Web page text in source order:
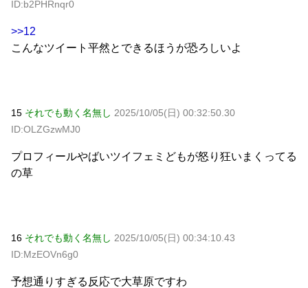
ID:b2PHRnqr0
>>12
こんなツイート平然とできるほうが恐ろしいよ
15 それでも動く名無し 2025/10/05(日) 00:32:50.30
ID:OLZGzwMJ0
プロフィールやばいツイフェミどもが怒り狂いまくってる
の草
16 それでも動く名無し 2025/10/05(日) 00:34:10.43
ID:MzEOVn6g0
予想通りすぎる反応で大草原ですわ